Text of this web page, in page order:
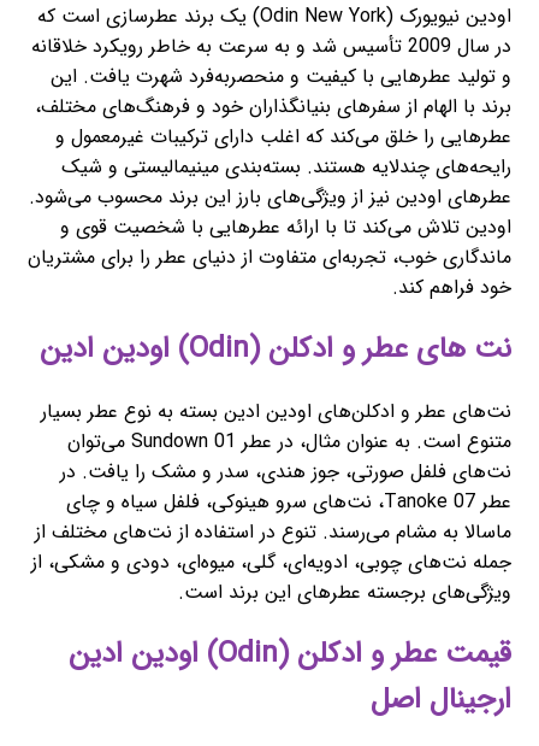
اودین نیویورک (Odin New York) یک برند عطرسازی است که
در سال 2009 تأسیس شد و به سرعت به خاطر رویکرد خلاقانه
و تولید عطرهایی با کیفیت و منحصربه‌فرد شهرت یافت. این
برند با الهام از سفرهای بنیانگذاران خود و فرهنگ‌های مختلف،
عطرهایی را خلق می‌کند که اغلب دارای ترکیبات غیرمعمول و
رایحه‌های چندلایه هستند. بسته‌بندی مینیمالیستی و شیک
عطرهای اودین نیز از ویژگی‌های بارز این برند محسوب می‌شود.
اودین تلاش می‌کند تا با ارائه عطرهایی با شخصیت قوی و
ماندگاری خوب، تجربه‌ای متفاوت از دنیای عطر را برای مشتریان
خود فراهم کند.
نت های عطر و ادکلن (Odin) اودین ادین
نت‌های عطر و ادکلن‌های اودین ادین بسته به نوع عطر بسیار
متنوع است. به عنوان مثال، در عطر 01 Sundown می‌توان
نت‌های فلفل صورتی، جوز هندی، سدر و مشک را یافت. در
عطر 07 Tanoke، نت‌های سرو هینوکی، فلفل سیاه و چای
ماسالا به مشام می‌رسند. تنوع در استفاده از نت‌های مختلف از
جمله نت‌های چوبی، ادویه‌ای، گلی، میوه‌ای، دودی و مشکی، از
ویژگی‌های برجسته عطرهای این برند است.
قیمت عطر و ادکلن (Odin) اودین ادین
ارجینال اصل